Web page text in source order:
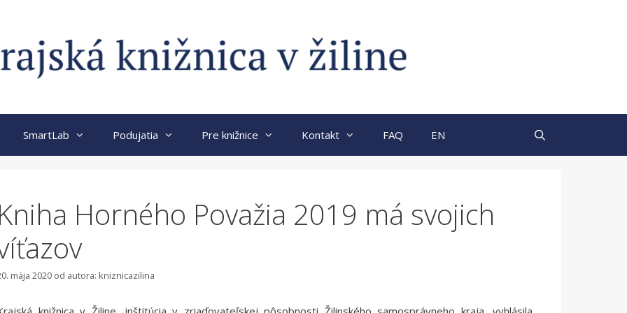
SmartLab Podujatia Pre knižnice Kontakt FAQ EN
Kniha Horného Považia 2019 má svojich
mája 2020 od autora: kniznicazilina